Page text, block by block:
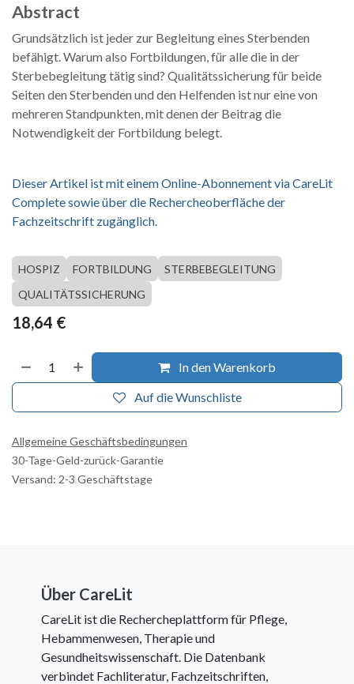
Abstract
Grundsätzlich ist jeder zur Begleitung eines Sterbenden
befähigt. Warum also Fortbildungen, für alle die in der
Sterbebegleitung tätig sind? Qualitätssicherung für beide
Seiten den Sterbenden und den Helfenden ist nur eine von
mehreren Standpunkten, mit denen der Beitrag die
Notwendigkeit der Fortbildung belegt.
Dieser Artikel ist mit einem Online-Abonnement via CareLit
Complete sowie über die Rechercheoberfläche der
Fachzeitschrift zugänglich.
HOSPIZ FORTBILDUNG
STERBEBEGLEITUNG
QUALITÄTSSICHERUNG
18,64 €
In den Warenkorb
Auf die Wunschliste
Allgemeine Geschäftsbedingungen
30-Tage-Geld-zurück-Garantie
Versand: 2-3 Geschäftstage
Über CareLit
CareLit ist die Rechercheplattform für Pflege,
Hebammenwesen, Therapie und
Gesundheitswissenschaft. Die Datenbank
verbindet Fachliteratur, Fachzeitschriften,